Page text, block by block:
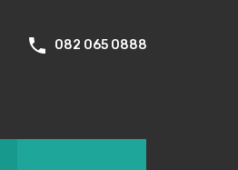
082 065 0888